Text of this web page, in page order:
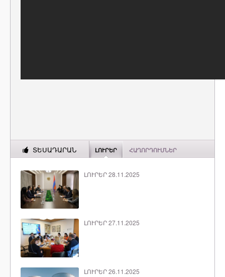
ՏԵՍԱԴԱՐԱՆ ԼՈՒՐԵՐ ՀԱՂՈՐԴՈՒՄՆԵՐ
ԼՈՒՐԵՐ 28.11.2025
ԼՈՒՐԵՐ 27.11.2025
ԼՈՒՐԵՐ 26.11.2025